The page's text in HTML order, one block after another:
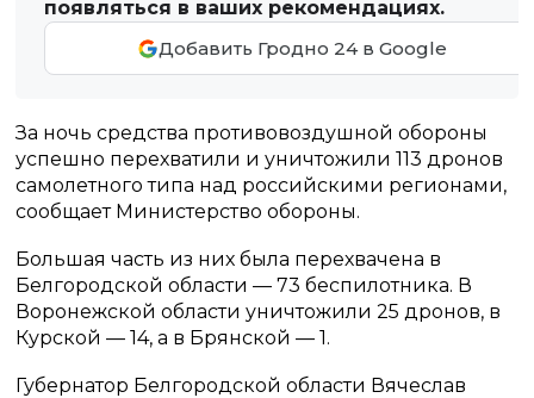
появляться в ваших рекомендациях.
Добавить Гродно 24 в Google
За ночь средства противовоздушной обороны
успешно перехватили и уничтожили 113 дронов
самолетного типа над российскими регионами,
сообщает Министерство обороны.
Большая часть из них была перехвачена в
Белгородской области — 73 беспилотника. В
Воронежской области уничтожили 25 дронов, в
Курской — 14, а в Брянской — 1.
Губернатор Белгородской области Вячеслав